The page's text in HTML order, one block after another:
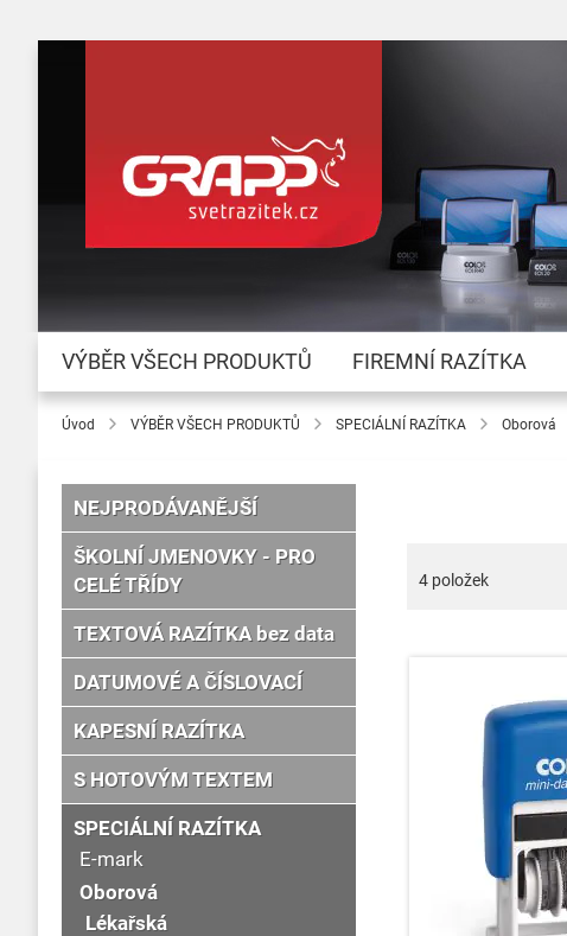
VÝBĚR VŠECH PRODUKTŮ FIREMNÍ RAZÍTKA
Úvod VÝBĚR VŠECH PRODUKTŮ SPECIÁLNÍ RAZÍTKA Oborová
4položek
NEJPRODÁVANĚJŠÍ
ŠKOLNÍ JMENOVKY - PRO
CELÉ TŘÍDY
TEXTOVÁ RAZÍTKA bez data
DATUMOVÉ A ČÍSLOVACÍ
KAPESNÍ RAZÍTKA
S HOTOVÝM TEXTEM
SPECIÁLNÍ RAZÍTKA
E-mark
Oborová
Lékařská